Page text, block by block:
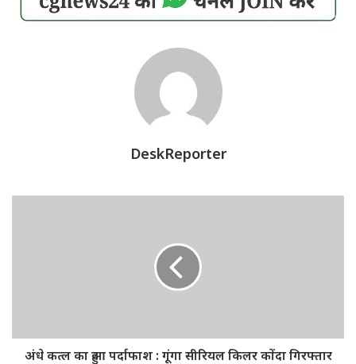
DeskReporter
किलर
कोंदाअंधे कत्ल का हुआ पर्दाफाश : गूंगा सीरियल किलर कोंदा गिरफ्तार